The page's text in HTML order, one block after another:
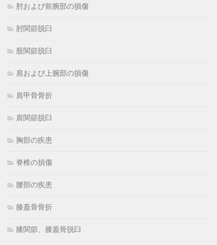
肘および前腕部の損傷
肘関節脱臼
股関節脱臼
肩および上腕部の損傷
肩甲骨骨折
肩関節脱臼
胸部の疾患
脊椎の損傷
腰部の疾患
膝蓋骨骨折
膝関節、膝蓋骨脱臼